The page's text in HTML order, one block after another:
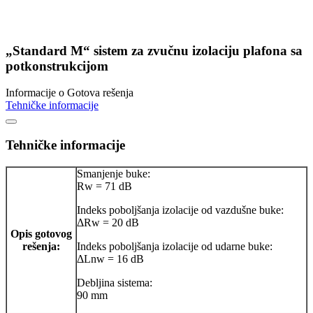
„Standard M“ sistem za zvučnu izolaciju plafona sa
potkonstrukcijom
Informacije o Gotova rešenja
Tehničke informacije
Tehničke informacije
Opis gotovog
rešenja:
Smanjenje buke:
Rw = 71 dB
Indeks poboljšanja izolacije od vazdušne buke:
ΔRw = 20 dB
Indeks poboljšanja izolacije od udarne buke:
ΔLnw = 16 dB
Debljina sistema:
90 mm